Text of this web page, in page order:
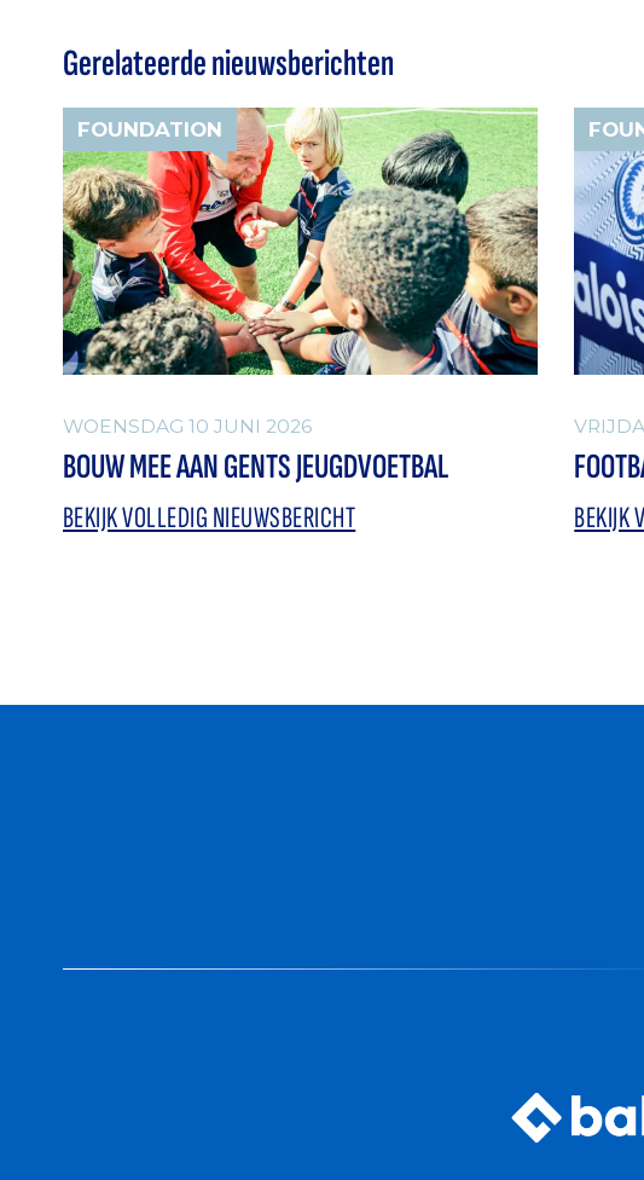
Gerelateerde nieuwsberichten
FOUNDATION
WOENSDAG 10 JUNI 2026
BOUW MEE AAN GENTS JEUGDVOETBAL
BEKIJK VOLLEDIG NIEUWSBERICHT BEKIJK